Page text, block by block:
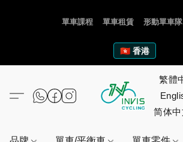
單車課程 單車租賃 形動單車隊
🇭🇰 香港